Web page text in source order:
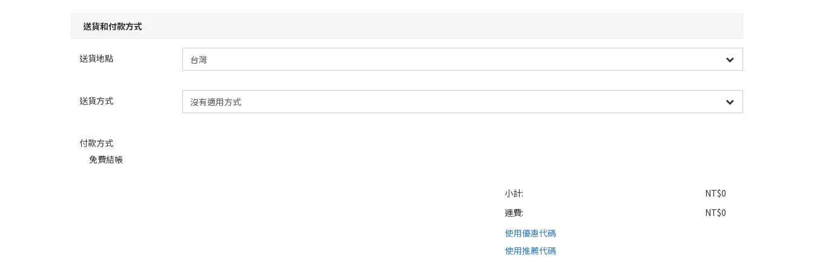
送貨和付款方式
送貨地點
送貨方式
付款方式
免費結帳
小計:
NT$0
運費:
NT$0
使用優惠代碼
使用推薦代碼